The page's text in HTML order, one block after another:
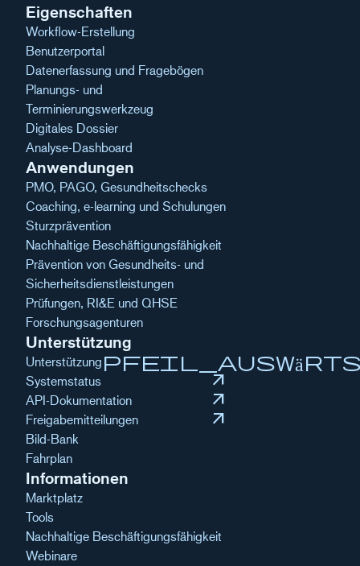
Eigenschaften
Workflow-Erstellung
Benutzerportal
Datenerfassung und Fragebögen
Planungs- und
Terminierungswerkzeug
Digitales Dossier
Analyse-Dashboard
Anwendungen
PMO, PAGO, Gesundheitschecks
Coaching, e-learning und Schulungen
Sturzprävention
Nachhaltige Beschäftigungsfähigkeit
Prävention von Gesundheits- und
Sicherheitsdienstleistungen
Prüfungen, RI&E und QHSE
Forschungsagenturen
Unterstützung
Unterstützung
Systemstatus arrow_outward
API-Dokumentation arrow_outward
Freigabemitteilungen arrow_outward
Bild-Bank
Fahrplan
Informationen
Marktplatz
Tools
Nachhaltige Beschäftigungsfähigkeit
Webinare